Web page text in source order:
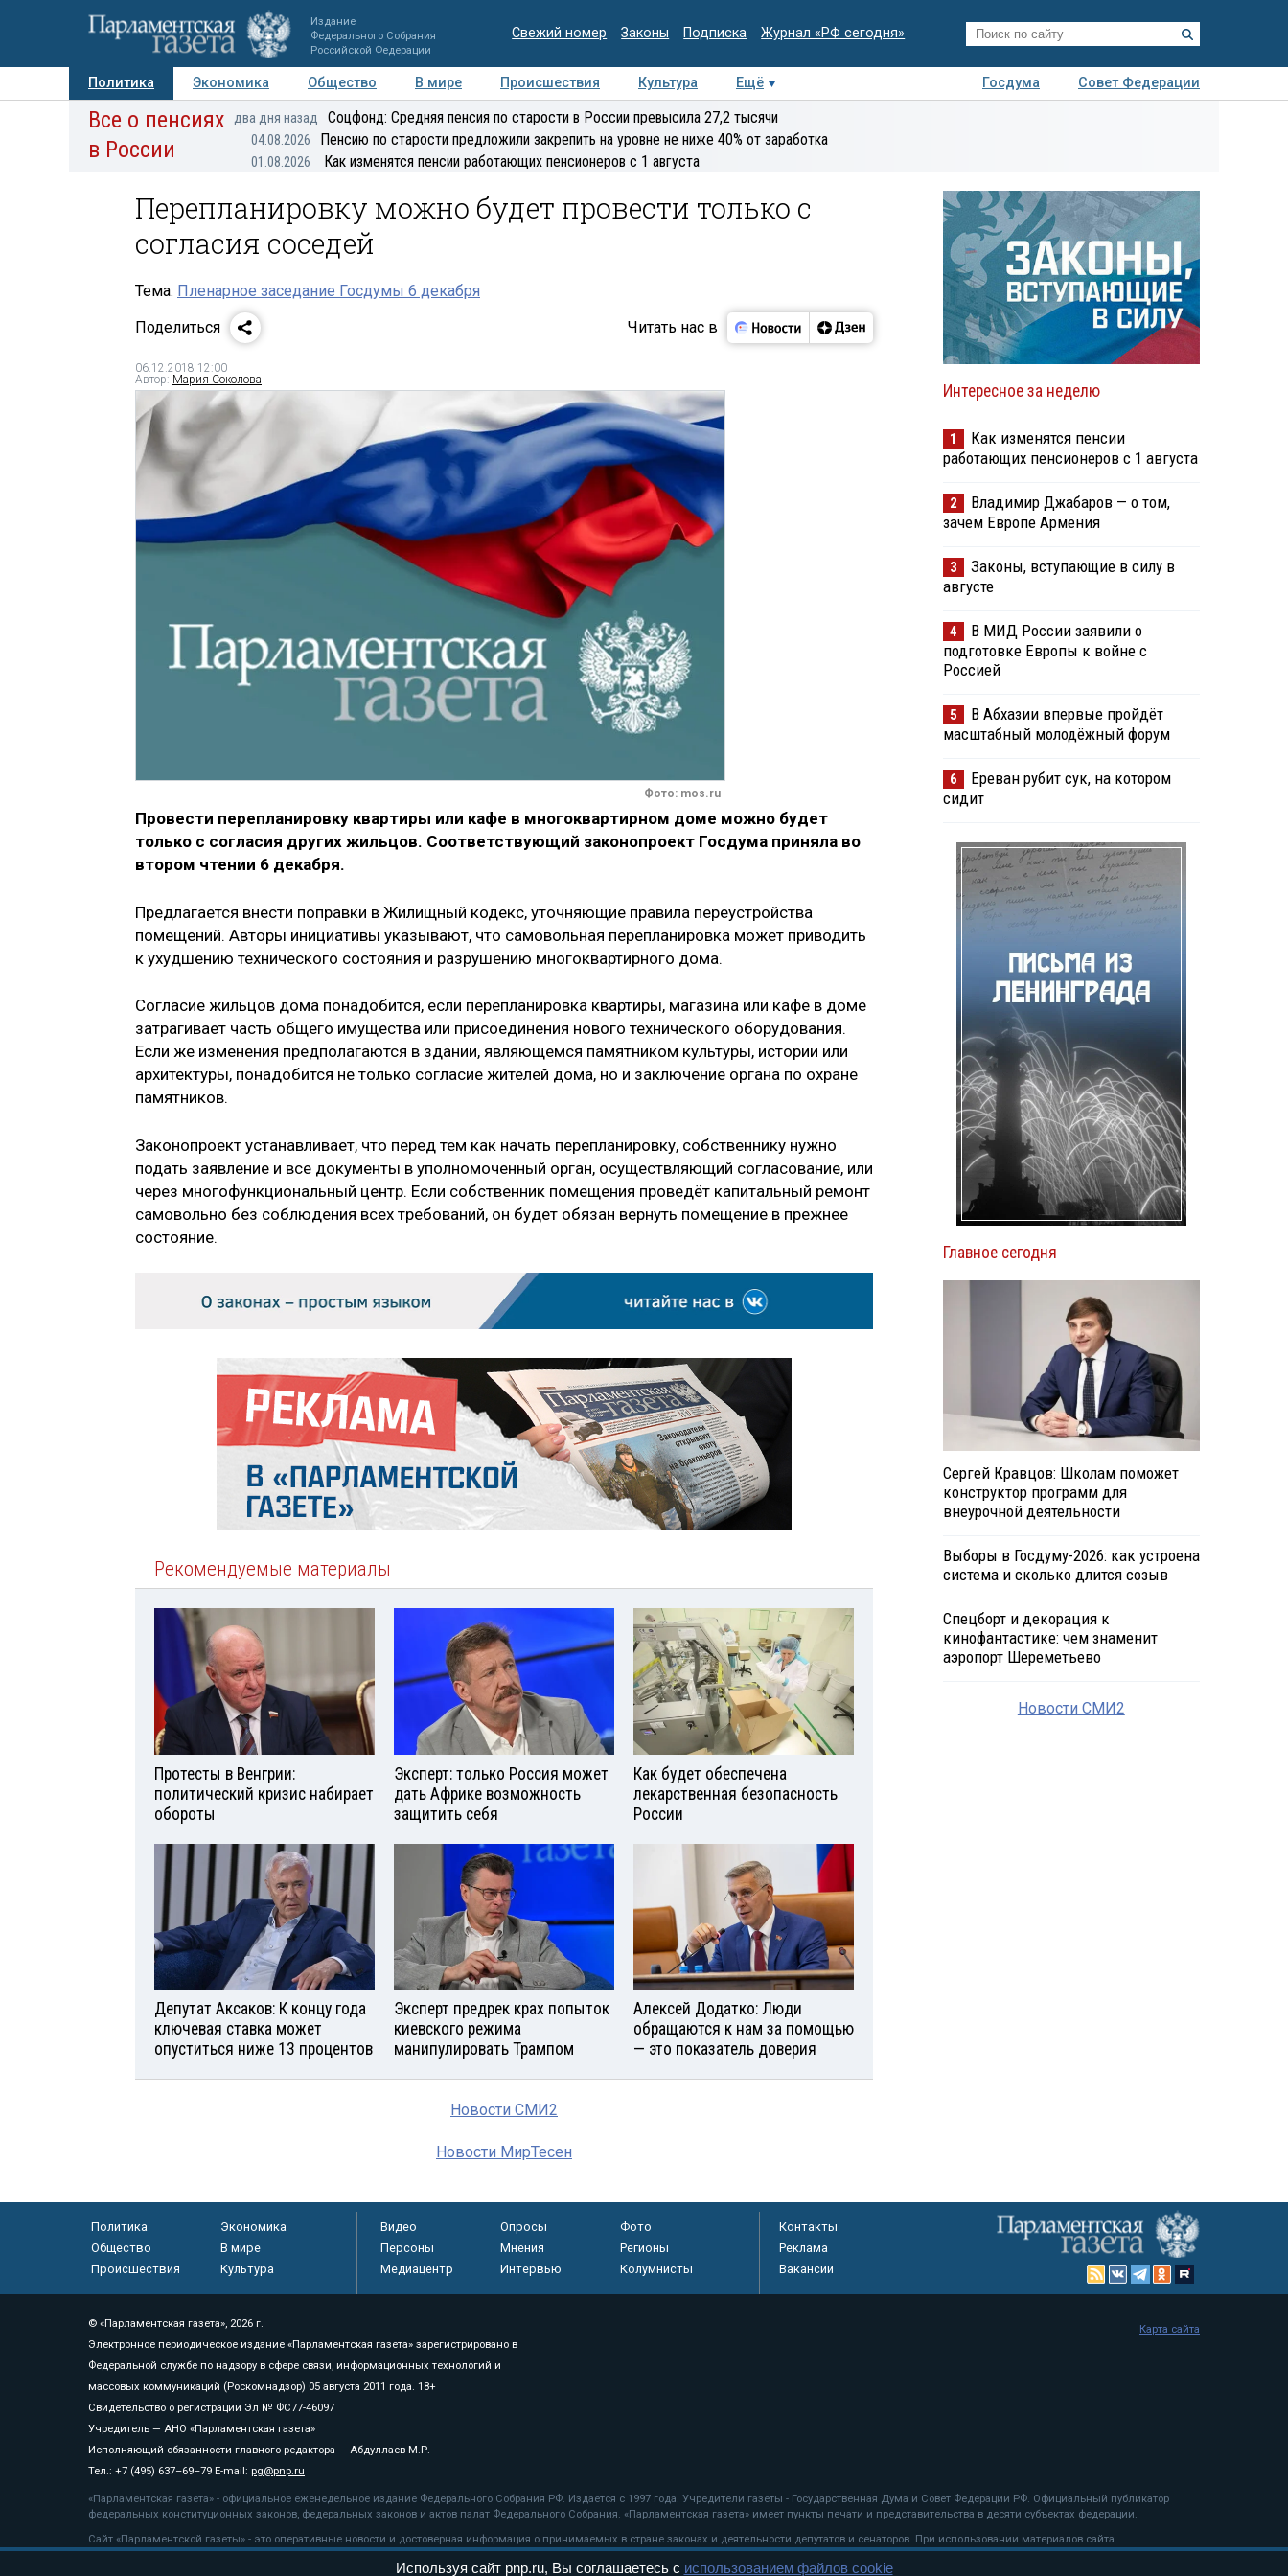
Издание
Федерального Собрания
Российской Федерации
Свежий номер Законы Подписка Журнал «РФ сегодня»
Политика Экономика Общество В мире Происшествия Культура Ещё Госдума
Совет Федерации
Авторы Персоны Мнения Регионы Медиацентр Интервью Колумнисты
Все о пенсиях
в России
два дня назад Соцфонд: Средняя пенсия по старости в России превысила 27,2 тысячи
04.08.2026 Пенсию по старости предложили закрепить на уровне не ниже 40% от заработка
01.08.2026 Как изменятся пенсии работающих пенсионеров с 1 августа
Перепланировку можно будет провести только с
согласия соседей
Тема: Пленарное заседание Госдумы 6 декабря
Поделиться
Читать нас в
06.12.2018 12:00
Автор: Мария Соколова
Фото: mos.ru
Провести перепланировку квартиры или кафе в многоквартирном доме можно будет
только с согласия других жильцов. Соответствующий законопроект Госдума приняла во
втором чтении 6 декабря.
Предлагается внести поправки в Жилищный кодекс, уточняющие правила переустройства
помещений. Авторы инициативы указывают, что самовольная перепланировка может приводить
к ухудшению технического состояния и разрушению многоквартирного дома.
Согласие жильцов дома понадобится, если перепланировка квартиры, магазина или кафе в доме
затрагивает часть общего имущества или присоединения нового технического оборудования.
Если же изменения предполагаются в здании, являющемся памятником культуры, истории или
архитектуры, понадобится не только согласие жителей дома, но и заключение органа по охране
памятников.
Законопроект устанавливает, что перед тем как начать перепланировку, собственнику нужно
подать заявление и все документы в уполномоченный орган, осуществляющий согласование, или
через многофункциональный центр. Если собственник помещения проведёт капитальный ремонт
самовольно без соблюдения всех требований, он будет обязан вернуть помещение в прежнее
состояние.
Рекомендуемые материалы
Протесты в Венгрии:
политический кризис набирает
обороты
Эксперт: только Россия может
дать Африке возможность
защитить себя
Как будет обеспечена
лекарственная безопасность
России
Депутат Аксаков: К концу года
ключевая ставка может
опуститься ниже 13 процентов
Эксперт предрек крах попыток
киевского режима
манипулировать Трампом
Алексей Додатко: Люди
обращаются к нам за помощью
— это показатель доверия
Новости СМИ2
Новости МирТесен
Интересное за неделю
1
Как изменятся пенсии
работающих пенсионеров с 1 августа
2
Владимир Джабаров — о том,
зачем Европе Армения
3
Законы, вступающие в силу в
августе
4
В МИД России заявили о
подготовке Европы к войне с
Россией
5
В Абхазии впервые пройдёт
масштабный молодёжный форум
6
Ереван рубит сук, на котором
сидит
Главное сегодня
Сергей Кравцов: Школам поможет
конструктор программ для
внеурочной деятельности
Выборы в Госдуму-2026: как устроена
система и сколько длится созыв
Спецборт и декорация к
кинофантастике: чем знаменит
аэропорт Шереметьево
Новости СМИ2
Политика
Экономика
Общество
В мире
Происшествия
Культура
Видео Опросы
Фото
Персоны
Мнения
Регионы
Медиацентр
Интервью Колумнисты
Контакты
Реклама
Вакансии
© «Парламентская газета», 2026 г.
Электронное периодическое издание «Парламентская газета» зарегистрировано в
Федеральной службе по надзору в сфере связи, информационных технологий и
массовых коммуникаций (Роскомнадзор) 05 августа 2011 года. 18+
Свидетельство о регистрации Эл № ФС77-46097
Учредитель — АНО «Парламентская газета»
Исполняющий обязанности главного редактора — Абдуллаев М.Р.
Тел.: +7 (495) 637–69–79 E-mail: pg@pnp.ru
«Парламентская газета» - официальное еженедельное издание Федерального Собрания РФ. Издается с 1997 года. Учредители газеты - Государственная Дума и Совет Федерации РФ. Официальный публикатор
федеральных конституционных законов, федеральных законов и актов палат Федерального Собрания. «Парламентская газета» имеет пункты печати и представительства в десяти субъектах федерации.
Сайт «Парламентской газеты» - это оперативные новости и достоверная информация о принимаемых в стране законах и деятельности депутатов и сенаторов. При использовании материалов сайта
«Парламентской газеты» активная ссылка на pnp.ru обязательна.
Карта сайта
Используя сайт pnp.ru, Вы соглашаетесь с использованием файлов cookie